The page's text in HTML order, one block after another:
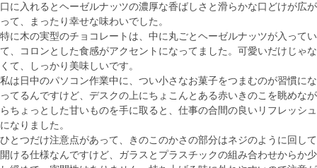
口に入れるとヘーゼルナッツの濃厚な香ばしさと滑らかな口どけが広が
って、まったり幸せな味わいでした。
特に木の実型のチョコレートは、中に丸ごとヘーゼルナッツが入ってい
て、コロンとした食感がアクセントになってました。可愛いだけじゃな
くて、しっかり美味しいです。
私は日中のパソコン作業中に、つい小さなお菓子をつまむのが習慣にな
ってるんですけど、デスクの上にちょこんとある赤いきのこを眺めなが
らちょっとした甘いものを手に取ると、仕事の合間の良いリフレッシュ
になりました。
ひとつだけ注意点があって、きのこのかさの部分はネジのように回して
開ける仕様なんですけど、ガラスとプラスチックの組み合わせからか少